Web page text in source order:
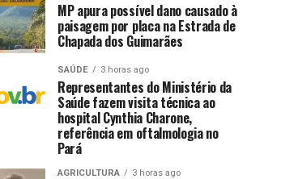
MP apura possível dano causado à
paisagem por placa na Estrada de
Chapada dos Guimarães
SAÚDE 3 horas ago
Representantes do Ministério da
Saúde fazem visita técnica ao
hospital Cynthia Charone,
referência em oftalmologia no
Pará
AGRICULTURA 3 horas ago